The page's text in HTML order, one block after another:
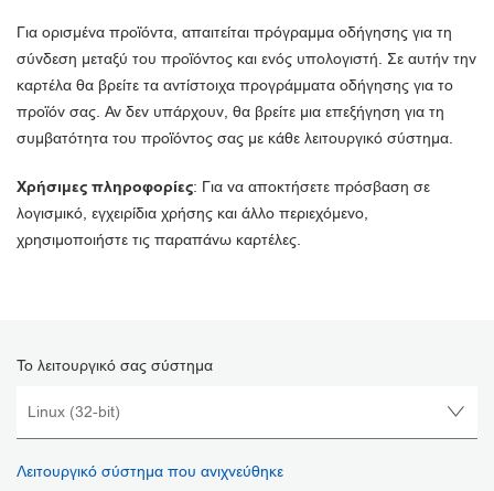
Για ορισμένα προϊόντα, απαιτείται πρόγραμμα οδήγησης για τη
σύνδεση μεταξύ του προϊόντος και ενός υπολογιστή. Σε αυτήν την
καρτέλα θα βρείτε τα αντίστοιχα προγράμματα οδήγησης για το
προϊόν σας. Αν δεν υπάρχουν, θα βρείτε μια επεξήγηση για τη
συμβατότητα του προϊόντος σας με κάθε λειτουργικό σύστημα.
Χρήσιμες πληροφορίες: Για να αποκτήσετε πρόσβαση σε
λογισμικό, εγχειρίδια χρήσης και άλλο περιεχόμενο,
χρησιμοποιήστε τις παραπάνω καρτέλες.
Το λειτουργικό σας σύστημα
Λειτουργικό σύστημα που ανιχνεύθηκε